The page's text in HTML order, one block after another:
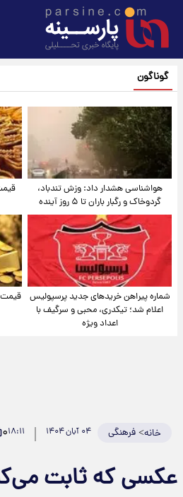
گوناگون
هواشناسی هشدار داد: وزش تندباد،
گردوخاک و رگبار باران تا ۵ روز آینده
شماره پیراهن خریدهای جدید پرسپولیس
اعلام شد؛ تیکدری، محبی و سرگیف با
اعداد ویژه
خانه>فرهنگی ۰۴ آبان ۱۴۰۴ ۱۸:۱۱۰
عکسی که ثابت